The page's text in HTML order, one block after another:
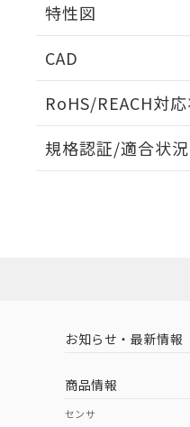
l: 55mm以上、φd:
特性図
検出領域
CAD
RoHS/REACH対
EU RoHS 注意事項
中国 RoHS 注意事項
中国 RoHS表
規格認証/適合状況
（イギリス
（ノ
お知らせ・最新情報
商品情報
センサ